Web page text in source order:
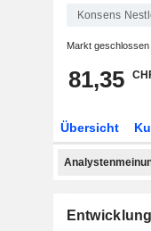
Konsens
Markt geschlossen
81,35
Übersicht